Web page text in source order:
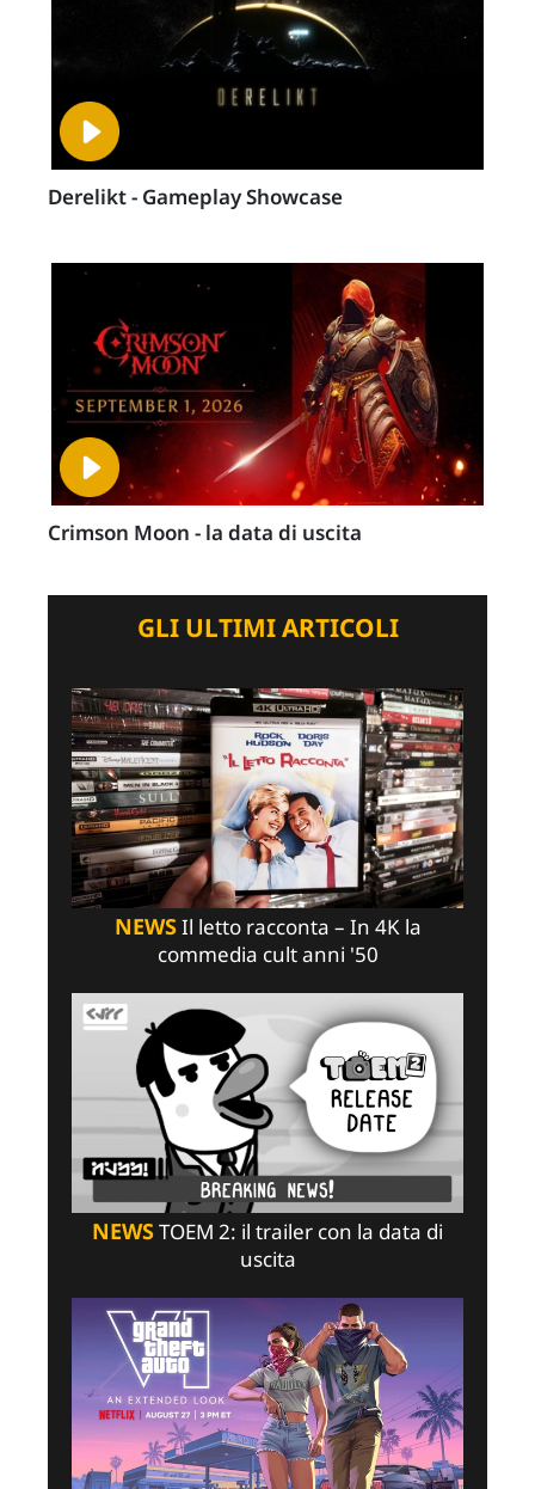
Derelikt - Gameplay Showcase
Crimson Moon - la data di uscita
GLI ULTIMI ARTICOLI
NEWSIl letto racconta – In 4K la
commedia cult anni '50
NEWSTOEM 2: il trailer con la data di
uscita